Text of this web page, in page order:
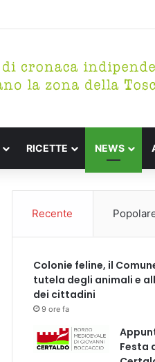
RICETTE NEWS
Recente
Colonie feline, il
tutela degli animali e
dei cittadini
9 ore fa
Festa